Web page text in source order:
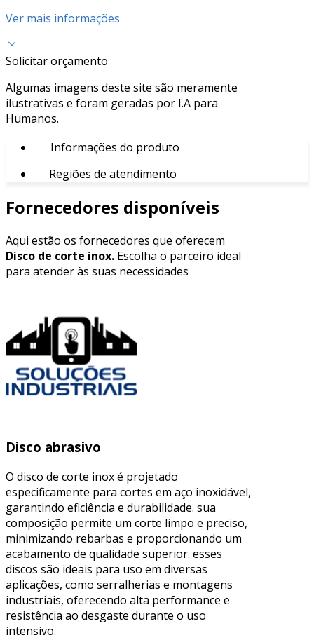
Ver mais informações
Solicitar orçamento
Algumas imagens deste site são meramente
ilustrativas e foram geradas por I.A para
Humanos.
Informações do produto
Regiões de atendimento
Fornecedores disponíveis
Aqui estão os fornecedores que oferecem
Disco de corte inox. Escolha o parceiro ideal
para atender às suas necessidades
Disco abrasivo
O disco de corte inox é projetado
especificamente para cortes em aço inoxidável,
garantindo eficiência e durabilidade. sua
composição permite um corte limpo e preciso,
minimizando rebarbas e proporcionando um
acabamento de qualidade superior. esses
discos são ideais para uso em diversas
aplicações, como serralherias e montagens
industriais, oferecendo alta performance e
resistência ao desgaste durante o uso
intensivo.